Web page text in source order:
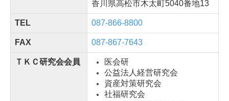
〒760-0080
香川県高松市木太町5040番地13
087-866-8800
087-867-7643
医会研
公益法人経営研究会
資産対策研究会